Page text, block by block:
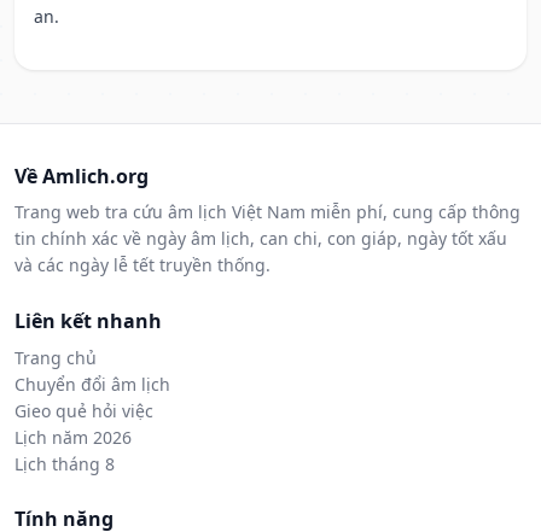
an.
Về Amlich.org
Trang web tra cứu âm lịch Việt Nam miễn phí, cung cấp thông
tin chính xác về ngày âm lịch, can chi, con giáp, ngày tốt xấu
và các ngày lễ tết truyền thống.
Liên kết nhanh
Trang chủ
Chuyển đổi âm lịch
Gieo quẻ hỏi việc
Lịch năm 2026
Lịch tháng 8
Tính năng